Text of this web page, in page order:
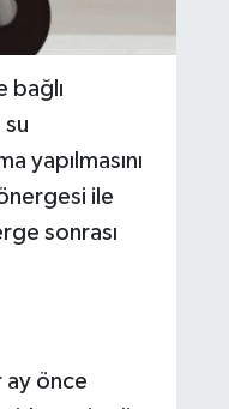
bağlı
su
yapılmasını
ile
sonrası
ay önce